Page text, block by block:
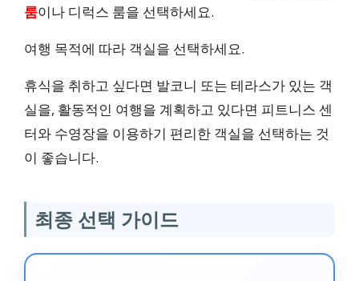
샤워 시설
₩114,760 ~
시티 & 씨뷰 (일부)
룸이나 디럭스 룸을 선택하세요.
여행 목적에 따라 객실을 선택하세요.
휴식을 취하고 싶다면 발코니 또는 테라스가 있는 객
실을, 활동적인 여행을 계획하고 있다면 피트니스 센
터와 수영장을 이용하기 편리한 객실을 선택하는 것
이 좋습니다.
최종 선택 가이드